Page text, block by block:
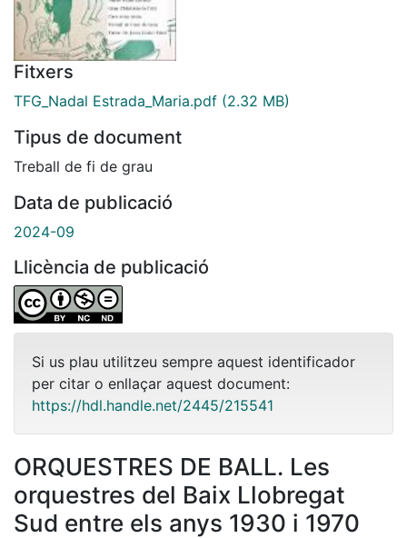
Fitxers
TFG_Nadal Estrada_Maria.pdf (2.32 MB)
Tipus de document
Treball de fi de grau
Data de publicació
2024-09
Llicència de publicació
Si us plau utilitzeu sempre aquest identificador
per citar o enllaçar aquest document:
https://hdl.handle.net/2445/215541
ORQUESTRES DE BALL. Les
orquestres del Baix Llobregat
Sud entre els anys 1930 i 1970